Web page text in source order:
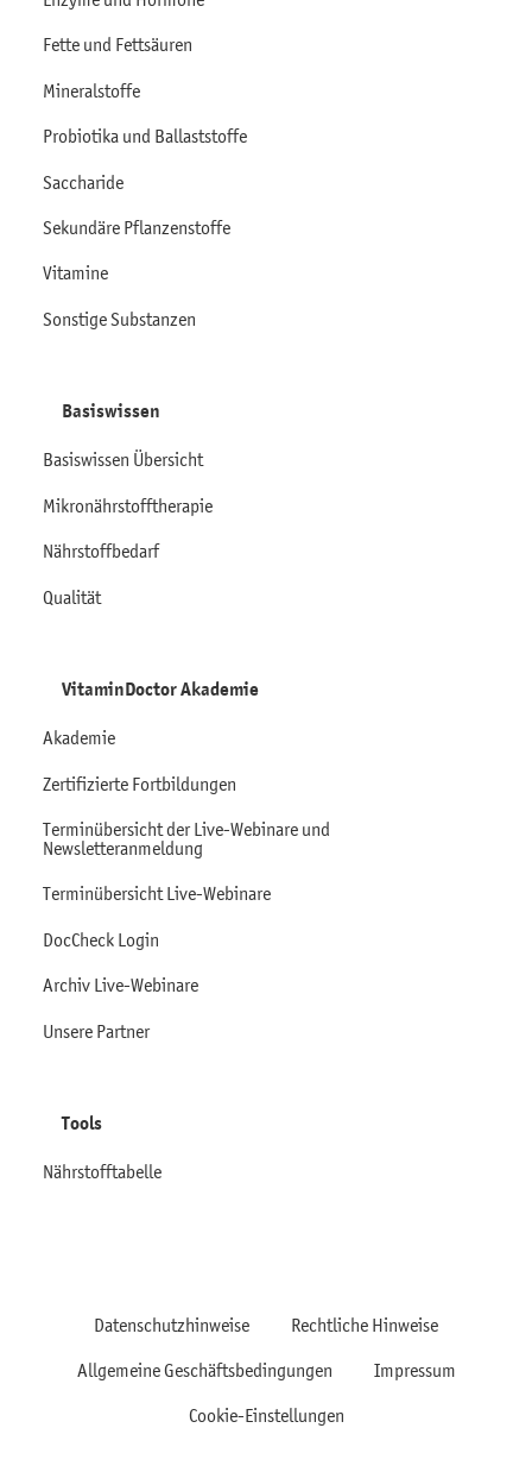
Fette und Fettsäuren
Mineralstoffe
Probiotika und Ballaststoffe
Saccharide
Sekundäre Pflanzenstoffe
Vitamine
Sonstige Substanzen
Basiswissen
Basiswissen Übersicht
Mikronährstofftherapie
Nährstoffbedarf
Qualität
VitaminDoctor Akademie
Akademie
Zertifizierte Fortbildungen
Terminübersicht der Live-Webinare und
Newsletteranmeldung
Terminübersicht Live-Webinare
DocCheck Login
Archiv Live-Webinare
Unsere Partner
Tools
Nährstofftabelle
Datenschutzhinweise Rechtliche Hinweise
Allgemeine Geschäftsbedingungen Impressum
Cookie-Einstellungen